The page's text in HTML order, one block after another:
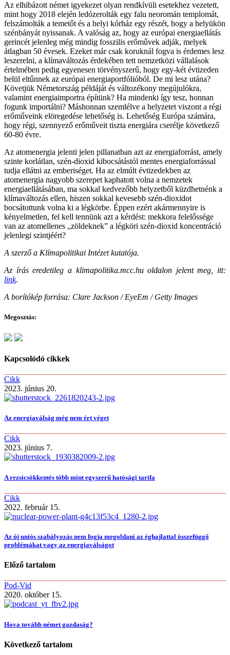
Az elhibázott német igyekezet olyan rendkívüli esetekhez vezetett,
mint hogy 2018 elején ledózerolták egy falu neoromán templomát,
felszámolták a temetőt és a helyi kórház egy részét, hogy a helyükön
szénbányát nyissanak. A valóság az, hogy az európai energiaellátás
gerincét jelenleg még mindig fosszilis erőművek adják, melyek
átlagban 50 évesek. Ezeket már csak koruknál fogva is érdemes lesz
leszerelni, a klímaváltozás érdekében tett nemzetközi vállalások
értelmében pedig egyenesen törvényszerű, hogy egy-két évtizeden
belül eltűnnek az európai energiaportfólióból. De mi lesz utána?
Követjük Németország példáját és változékony megújulókra,
valamint energiaimportra építünk? Ha mindenki így tesz, honnan
fogunk importálni? Máshonnan szemlélve a helyzetet viszont a régi
erőműveink elöregedése lehetőség is. Lehetőség Európa számára,
hogy régi, szennyező erőműveit tiszta energiára cserélje következő
60-80 évre.
Az atomenergia jelenti jelen pillanatban azt az energiaforrást, amely
szinte korlátlan, szén-dioxid kibocsátástól mentes energiaforrással
tudja ellátni az emberiséget. Ha az elmúlt évtizedekben az
atomenergia nagyobb szerepet kaphatott volna a nemzetek
energiaellátásában, ma sokkal kedvezőbb helyzetből küzdhetnénk a
klímaváltozás ellen, hiszen sokkal kevesebb szén-dioxidot
bocsátottunk volna ki a légkörbe. Éppen ezért akármennyire is
kényelmetlen, fel kell tennünk azt a kérdést: mekkora felelőssége
van az atomellenes „zöldeknek” a légköri szén-dioxid koncentráció
jelenlegi szintjéért?
A szerző a Klímapolitikai Intézet kutatója.
Az írás eredetileg a klimapolitika.mcc.hu oldalon jelent meg, itt:
link.
A borítókép forrása: Clare Jackson / EyeEm / Getty Images
Megosztás:
Kapcsolódó cikkek
Cikk
2023. június 20.
Az energiaválság még nem ért véget
Cikk
2023. június 7.
A rezsicsökkentés több mint egyszerű hatósági tarifa
Cikk
2022. február 15.
Az új uniós szabályozás nem fogja megoldani az éghajlattal összefüggő
problémákat vagy az energiaválságot
Előző tartalom
Pod-Vid
2020. október 15.
Hova tovább német gazdaság?
Következő tartalom